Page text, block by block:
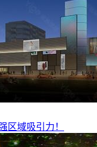
区域吸引力！